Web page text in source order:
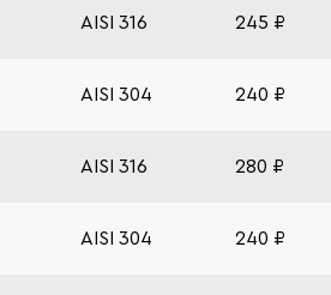
AISI 316 245 ₽
AISI 304 240 ₽
AISI 316 280 ₽
AISI 304 240 ₽